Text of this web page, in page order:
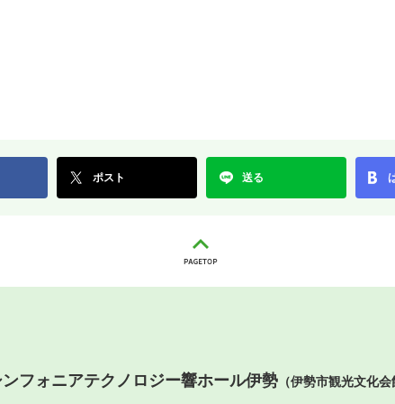
ポスト 送る
フォニアテクノロジー響ホール伊勢 （伊勢市観光文化会